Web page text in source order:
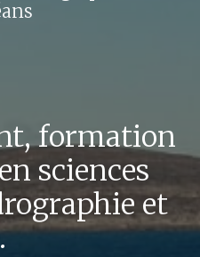
formation
sciences
et